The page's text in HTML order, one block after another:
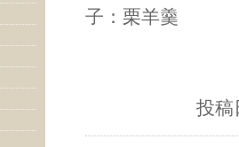
子：栗羊羹
投稿